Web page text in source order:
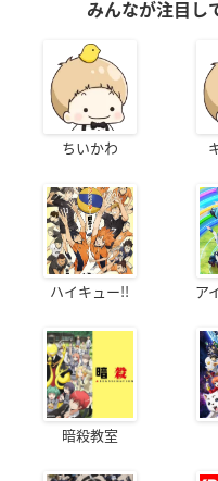
みんなが注目し
ちいかわ
ハイキュー!! ア
暗殺教室